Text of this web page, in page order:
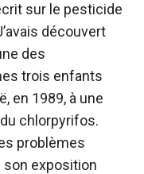
sur le pesticide
découvert
des
trois enfants
en 1989, à une
chlorpyrifos.
problèmes
exposition